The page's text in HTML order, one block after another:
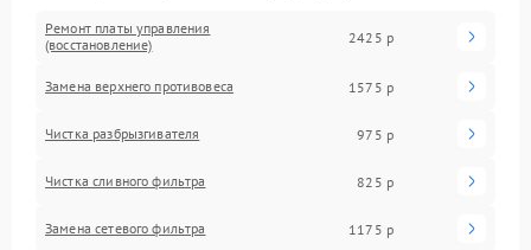
Ремонт платы управления
(восстановление)
2425 р
Замена верхнего противовеса 1575 р
Чистка разбрызгивателя 975 р
Чистка сливного фильтра 825 р
Замена сетевого фильтра 1175 р